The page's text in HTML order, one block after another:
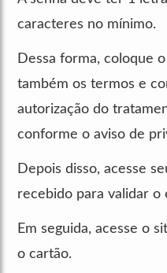
caracteres no mínimo.
Dessa forma, coloque
também os termos e
autorização do
conforme o aviso de
Depois disso, acesse
recebido para validar o
Em seguida, acesse o
o cartão.